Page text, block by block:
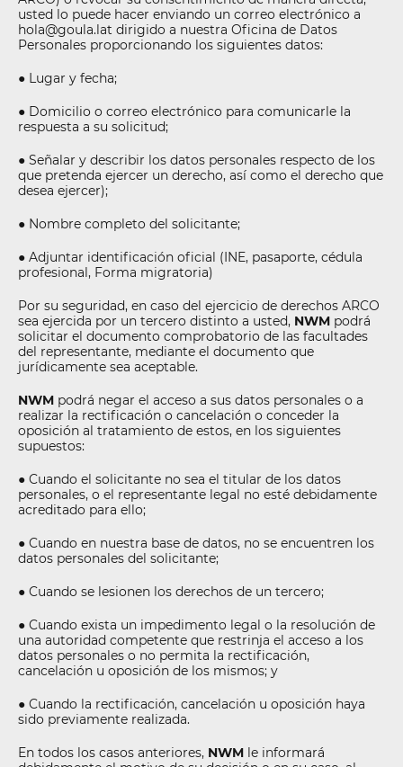
usted lo puede hacer enviando un correo electrónico a
hola@goula.lat dirigido a nuestra Oficina de Datos
Personales proporcionando los siguientes datos:
● Lugar y fecha;
● Domicilio o correo electrónico para comunicarle la
respuesta a su solicitud;
● Señalar y describir los datos personales respecto de los
que pretenda ejercer un derecho, así como el derecho que
desea ejercer);
● Nombre completo del solicitante;
● Adjuntar identificación oficial (INE, pasaporte, cédula
profesional, Forma migratoria)
Por su seguridad, en caso del ejercicio de derechos ARCO
sea ejercida por un tercero distinto a usted, NWM podrá
solicitar el documento comprobatorio de las facultades
del representante, mediante el documento que
jurídicamente sea aceptable.
NWM podrá negar el acceso a sus datos personales o a
realizar la rectificación o cancelación o conceder la
oposición al tratamiento de estos, en los siguientes
supuestos:
● Cuando el solicitante no sea el titular de los datos
personales, o el representante legal no esté debidamente
acreditado para ello;
● Cuando en nuestra base de datos, no se encuentren los
datos personales del solicitante;
● Cuando se lesionen los derechos de un tercero;
● Cuando exista un impedimento legal o la resolución de
una autoridad competente que restrinja el acceso a los
datos personales o no permita la rectificación,
cancelación u oposición de los mismos; y
● Cuando la rectificación, cancelación u oposición haya
sido previamente realizada.
En todos los casos anteriores, NWM le informará